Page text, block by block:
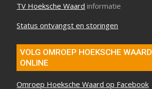
TV Hoeksche Waard informatie
Status ontvangst en storingen
VOLG OMROEP HOEKSCHE WAARD
ONLINE
Omroep Hoeksche Waard op Facebook